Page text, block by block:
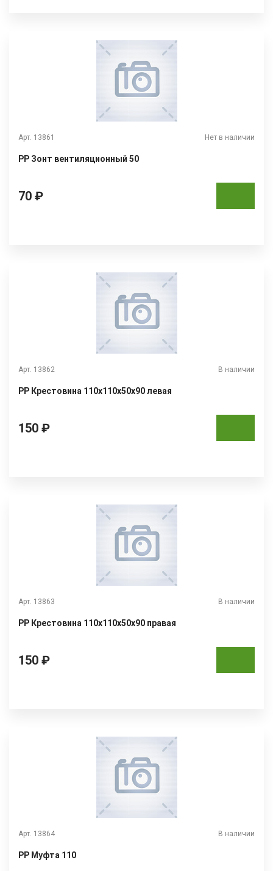
Арт. 13861 Нет в наличии
РР Зонт вентиляционный 50
70 ₽
Арт. 13862 В наличии
РР Крестовина 110х110х50х90 левая
150 ₽
Арт. 13863 В наличии
РР Крестовина 110х110х50х90 правая
150 ₽
Арт. 13864 В наличии
РР Муфта 110